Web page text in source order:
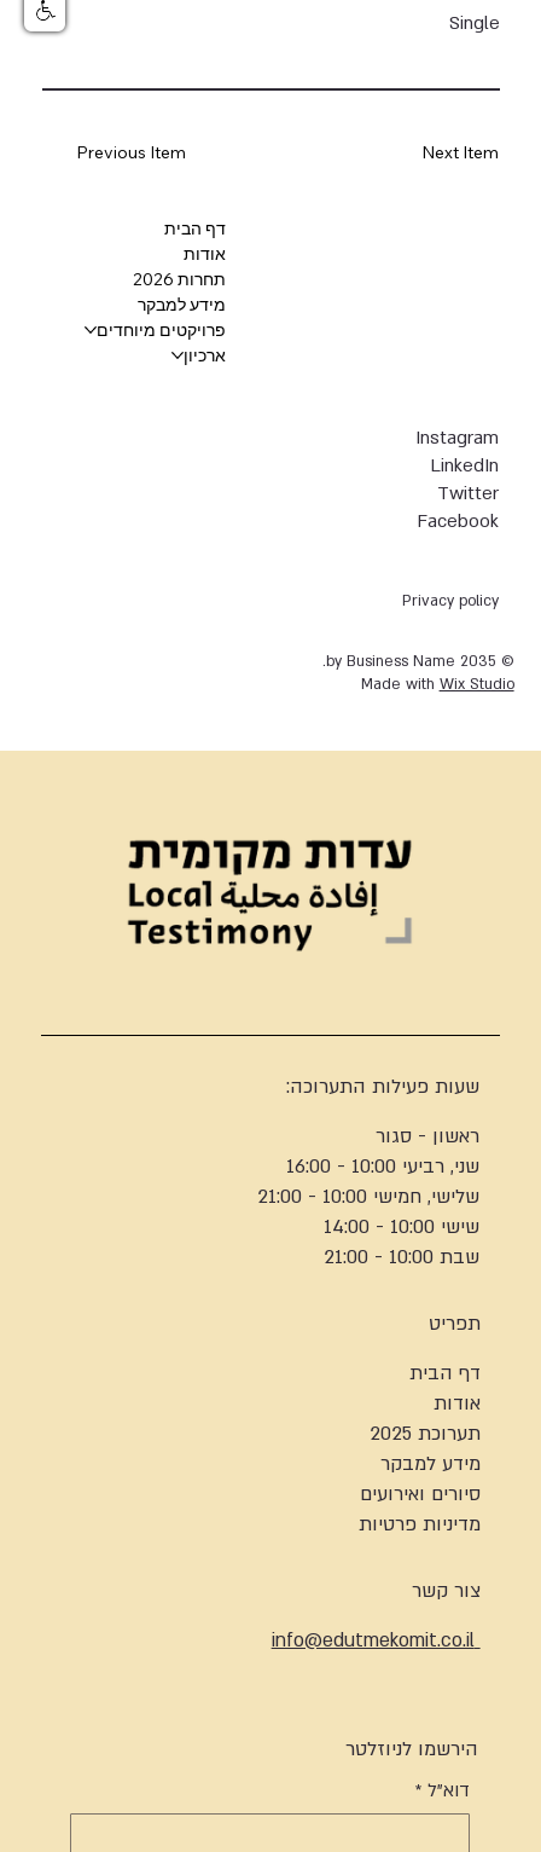
Single
Next Item
Previous Item
Privacy policy
© 2035 by Business Name.
Made with Wix Studio
Instagram
LinkedIn
Twitter
Facebook
דף הבית
אודות
תחרות 2026
מידע למבקר
פרויקטים מיוחדים
ארכיון
שעות פעילות התערוכה:
ראשון - סגור
שני, רביעי 10:00 - 16:00
שלישי, חמישי 10:00 - 21:00
שישי 10:00 - 14:00
שבת 10:00 - 21:00
תפריט
דף הבית
אודות
תערוכת 2025
מידע למבקר
סיורים ואירועים
מדיניות פרטיות
צור קשר
info@edutmekomit.co.il
הירשמו לניוזלטר
דוא"ל *